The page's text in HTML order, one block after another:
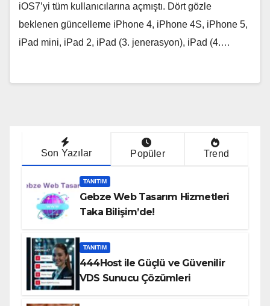
iOS7’yi tüm kullanıcılarına açmıştı. Dört gözle
beklenen güncelleme iPhone 4, iPhone 4S, iPhone 5,
iPad mini, iPad 2, iPad (3. jenerasyon), iPad (4.…
Son Yazılar Popüler Trend
TANITIM
Gebze Web Tasarım Hizmetleri
Taka Bilişim’de!
TANITIM
444Host ile Güçlü ve Güvenilir
VDS Sunucu Çözümleri